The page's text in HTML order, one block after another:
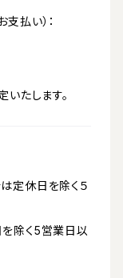
払い）：
たします。
定休日を除く５
除く5営業日以